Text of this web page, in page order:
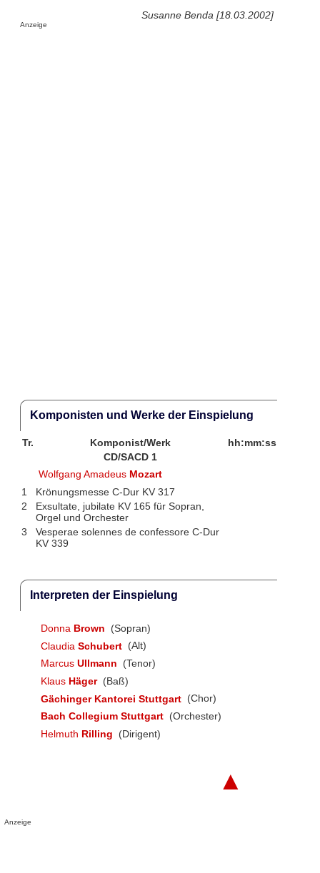
Susanne Benda [18.03.2002]
Anzeige
Komponisten und Werke der Einspielung
Tr. Komponist/Werk
hh:mm:ss
CD/SACD 1
Wolfgang Amadeus Mozart
1
Krönungsmesse C-Dur KV 317
2
Exsultate, jubilate KV 165 für Sopran,
Orgel und Orchester
3
Vesperae solennes de confessore C-Dur
KV 339
Interpreten der Einspielung
Donna Brown
(Sopran)
Claudia Schubert (Alt)
Marcus Ullmann
(Tenor)
Klaus Häger (Baß)
Gächinger Kantorei Stuttgart (Chor)
Bach Collegium Stuttgart (Orchester)
Helmuth Rilling (Dirigent)
▲
Anzeige